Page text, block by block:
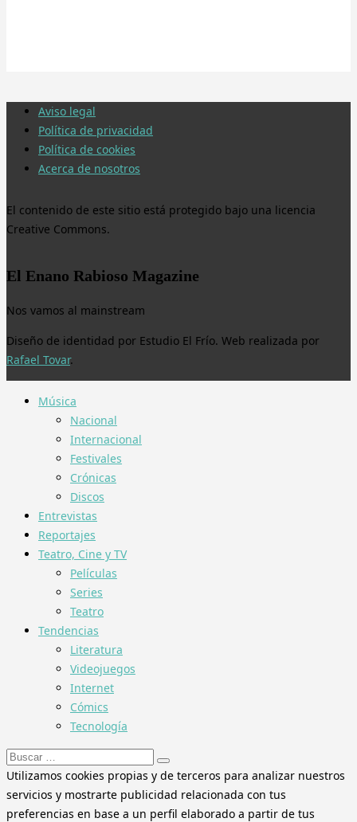
Aviso legal
Política de privacidad
Política de cookies
Acerca de nosotros
El contenido de este sitio está protegido bajo una licencia
Creative Commons.
El Enano Rabioso Magazine
Nos vamos al mainstream
Diseño de identidad por Estudio El Frío. Web realizada por
Rafael Tovar.
Música
Nacional
Internacional
Festivales
Crónicas
Discos
Entrevistas
Reportajes
Teatro, Cine y TV
Películas
Series
Teatro
Tendencias
Literatura
Videojuegos
Internet
Cómics
Tecnología
Buscar:
Utilizamos cookies propias y de terceros para analizar nuestros
servicios y mostrarte publicidad relacionada con tus
preferencias en base a un perfil elaborado a partir de tus